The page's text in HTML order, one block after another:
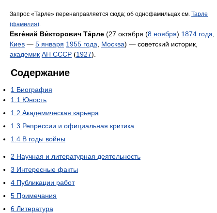
Запрос «Тарле» перенаправляется сюда; об однофамильцах см. Тарле
(фамилия)
Евге́ний Ви́кторович Та́рле (27 октября (8 ноября) 1874 года
Киев — 5 января 1955 года Москва) — советский историк,
академик АН СССР (1927).
Содержание
1 Биография
1.1 Юность
1.2 Академическая карьера
1.3 Репрессии и официальная критика
1.4 В годы войны
2 Научная и литературная деятельность
3 Интересные факты
4 Публикации работ
5 Примечания
6 Литература